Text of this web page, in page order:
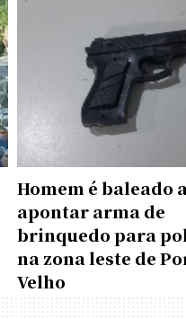
Homem é baleado
apontar arma de
brinquedo para
na zona leste de
Velho